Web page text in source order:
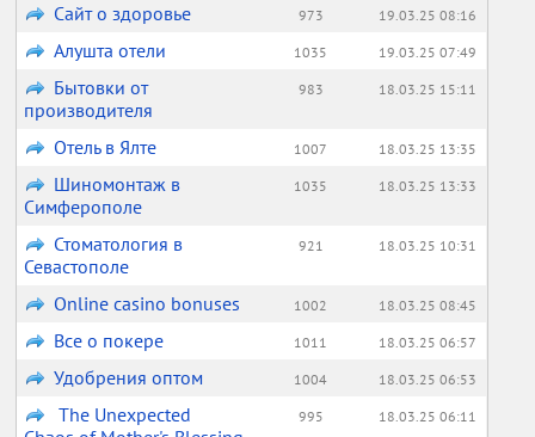
Сайт о здоровье 973 19.03.25 08:16
Алушта отели 1035 19.03.25 07:49
Бытовки от
производителя
983 18.03.25 15:11
Отель в Ялте 1007 18.03.25 13:35
Шиномонтаж в
Симферополе
1035 18.03.25 13:33
Стоматология в
Севастополе
921 18.03.25 10:31
Online casino bonuses 1002 18.03.25 08:45
Все о покере 1011 18.03.25 06:57
Удобрения оптом 1004 18.03.25 06:53
The Unexpected
995 18.03.25 06:11